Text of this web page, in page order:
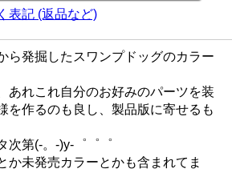
表記 (返品など)
ら発掘したスワンプドッグのカラー
あれこれ自分のお好みのパーツを装
を作るのも良し、製品版に寄せるも
次第(-。-)y-゜゜゜
か未発売カラーとかも含まれてま